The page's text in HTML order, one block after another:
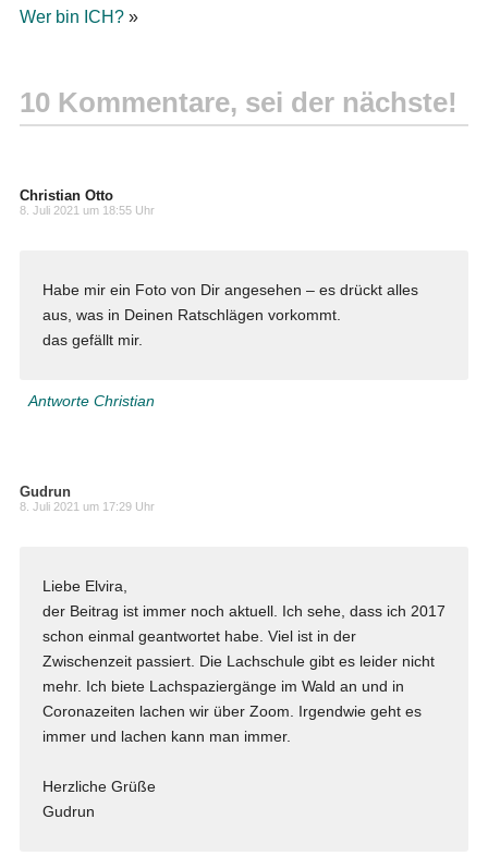
Wer bin ICH?»
10 Kommentare, sei der nächste!
Christian Otto
8. Juli 2021 um 18:55 Uhr
Habe mir ein Foto von Dir angesehen – es drückt alles
aus, was in Deinen Ratschlägen vorkommt.
das gefällt mir.
Antworte Christian
Gudrun
8. Juli 2021 um 17:29 Uhr
Liebe Elvira,
der Beitrag ist immer noch aktuell. Ich sehe, dass ich 2017
schon einmal geantwortet habe. Viel ist in der
Zwischenzeit passiert. Die Lachschule gibt es leider nicht
mehr. Ich biete Lachspaziergänge im Wald an und in
Coronazeiten lachen wir über Zoom. Irgendwie geht es
immer und lachen kann man immer.
Herzliche Grüße
Gudrun